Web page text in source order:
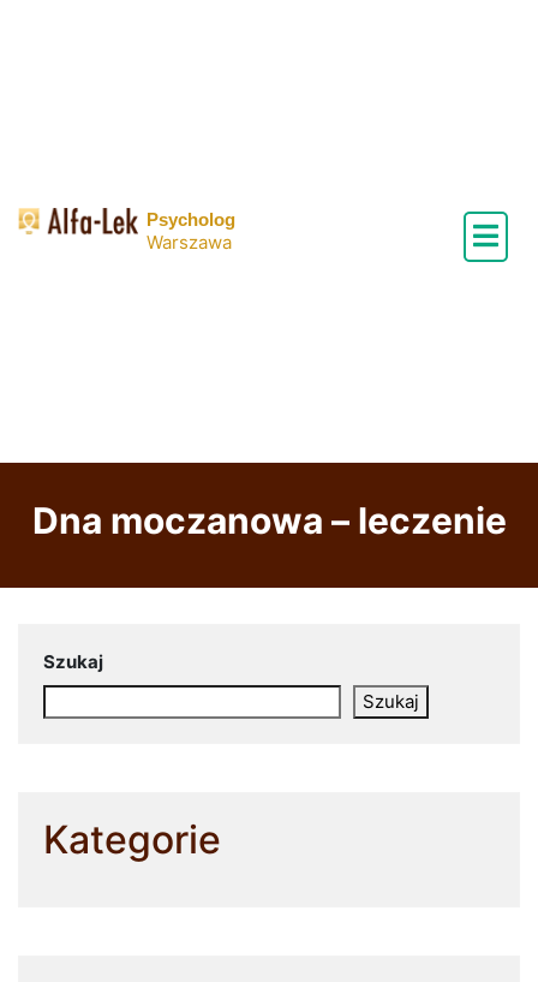
Psycholog
Warszawa
Dna moczanowa – leczenie
Szukaj
Szukaj
Kategorie